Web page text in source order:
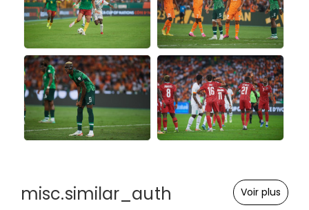
misc.similar_auth Voir plus